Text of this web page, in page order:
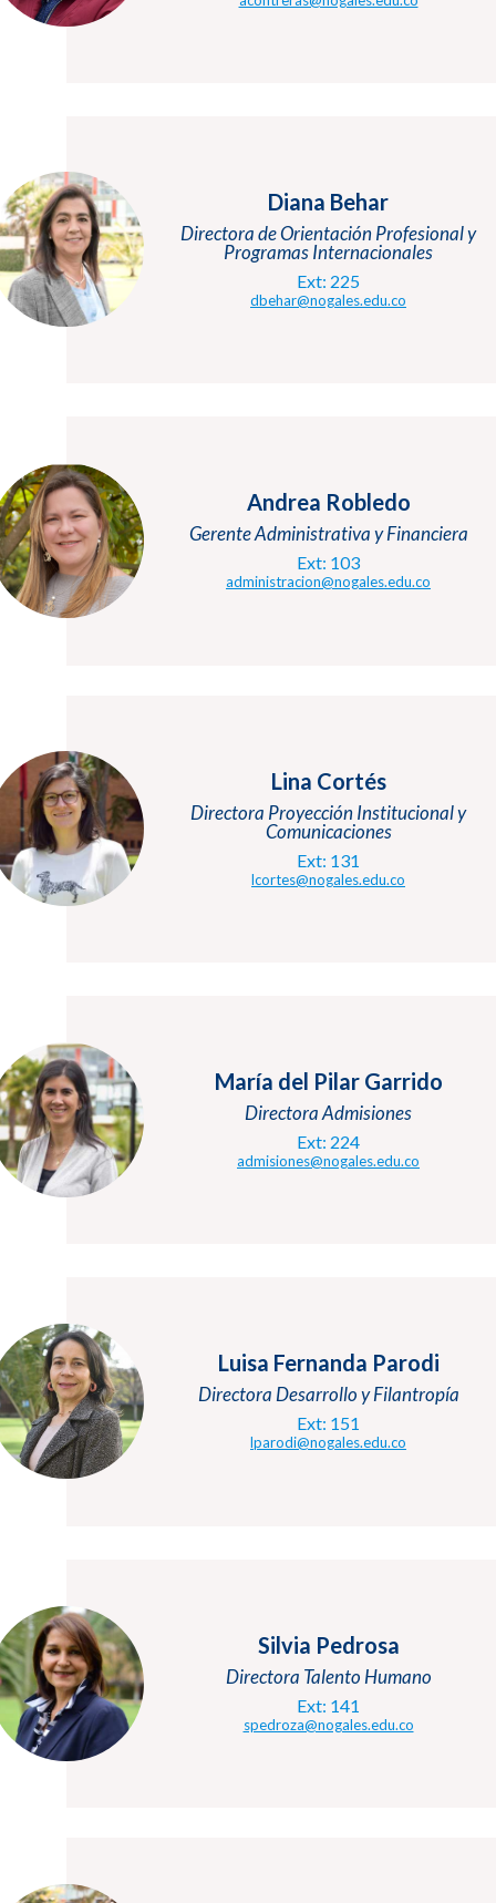
Diana Behar
Directora de Orientación Profesional y
Programas Internacionales
Ext: 225
dbehar@nogales.edu.co
Andrea Robledo
Gerente Administrativa y Financiera
Ext: 103
administracion@nogales.edu.co
Lina Cortés
Directora Proyección Institucional y
Comunicaciones
Ext: 131
lcortes@nogales.edu.co
María del Pilar Garrido
Directora Admisiones
Ext: 224
admisiones@nogales.edu.co
Luisa Fernanda Parodi
Directora Desarrollo y Filantropía
Ext: 151
lparodi@nogales.edu.co
Silvia Pedrosa
Directora Talento Humano
Ext: 141
spedroza@nogales.edu.co